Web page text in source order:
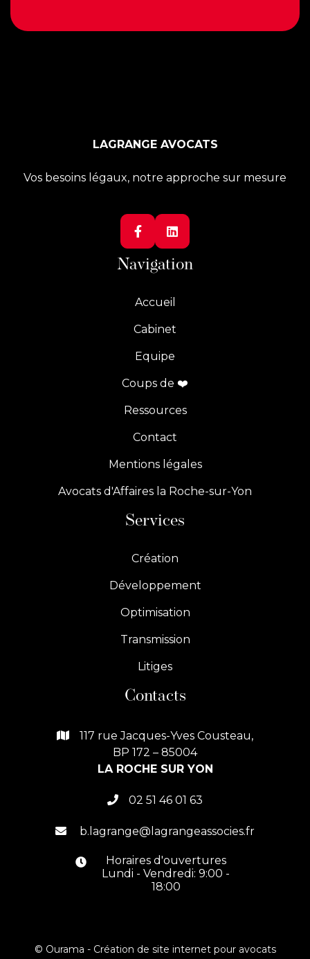
LAGRANGE AVOCATS
Vos besoins légaux, notre approche sur mesure
 
Navigation
Accueil
Cabinet
Equipe
Coups de ❤️
Ressources
Contact
Mentions légales
Avocats d'Affaires la Roche-sur-Yon
Services
Création
Développement
Optimisation
Transmission
Litiges
Contacts

117 rue Jacques-Yves Cousteau,
BP 172 – 85004
LA ROCHE SUR YON
 02 51 46 01 63
 b.lagrange@lagrangeassocies.fr

Horaires d'ouvertures
Lundi - Vendredi: 9:00 -
18:00
© Ourama - Création de site internet pour avocats